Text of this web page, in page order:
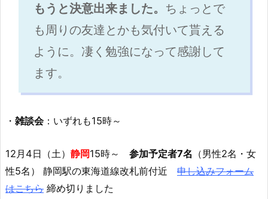
もうと決意出来ました。
ちょっとで
も周りの友達とかも気付いて貰える
ように。凄く勉強になって感謝して
ます。
・ 雑談会：いずれも15時～
12月4日（土） 静岡15時～ 参加予定者7名 （男性2名・女
性5名） 静岡駅の東海道線改札前付近 申し込みフォーム
はこちら 締め切りました